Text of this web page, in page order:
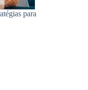
para